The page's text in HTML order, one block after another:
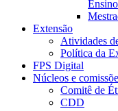
Extensão
Atividades
Política da
FPS Digital
Núcleos e
Comitê de
CDD